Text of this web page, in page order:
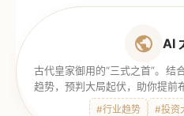
AI
古代皇家御用的“三式之首”。结
趋势，预判大局起伏，助你提前
#行业趋势 #投资